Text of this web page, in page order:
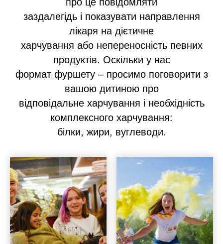
заздалегідь і показувати направлення
лікаря на дієтичне
харчування або непереносність певних
продуктів. Оскільки у нас
формат фуршету – просимо поговорити з
вашою дитиною про
відповідальне харчування і необхідність
комплексного харчування:
білки, жири, вуглеводи.